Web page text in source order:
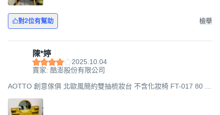
對2位有幫助 檢舉
陳*婷
2025.10.04
賣家: 酷澎股份有限公司
AOTTO 創意傢俱 北歐風簡約雙抽梳妝台 不含化妝椅 FT-017 80 x